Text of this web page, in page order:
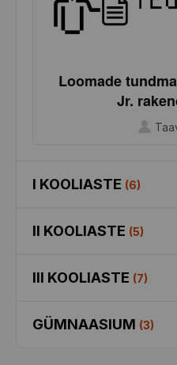
Loomade
Jr.
I KOOLIASTE (6)
II KOOLIASTE (5)
III KOOLIASTE (7)
GÜMNAASIUM (3)